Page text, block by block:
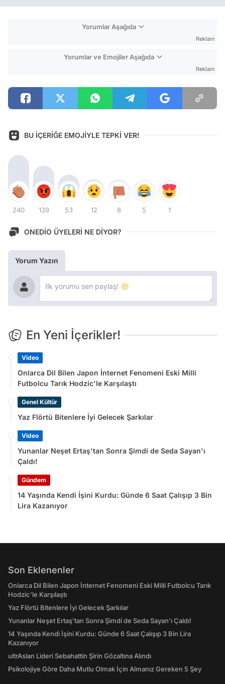
Yorumlar Aşağıda
Reklam
Yorumlar ve Emojiler Aşağıda
Reklam
BU İÇERİĞE EMOJİYLE TEPKİ VER!
240 139 53 12 8 5 1
ONEDİO ÜYELERİ NE DİYOR?
Yorum Yazın
En Yeni İçerikler!
Video
Onlarca Dil Bilen Japon İnternet Fenomeni Eski Milli
Futbolcu Tarık Hodzic'le Karşılaştı
Genel Kültür
Yaz Flörtü Bitenlere İyi Gelecek Şarkılar
Video
Yunanlar Neşet Ertaş'tan Sonra Şimdi de Seda Sayan'ı
Çaldı!
Gündem
14 Yaşında Kendi İşini Kurdu: Günde 6 Saat Çalışıp 3 Bin
Lira Kazanıyor
Son Eklenenler
Onlarca Dil Bilen Japon İnternet Fenomeni Eski Milli Futbolcu Tarık
Hodzic'le Karşılaştı
Yaz Flörtü Bitenlere İyi Gelecek Şarkılar
Yunanlar Neşet Ertaş'tan Sonra Şimdi de Seda Sayan'ı Çaldı!
14 Yaşında Kendi İşini Kurdu: Günde 6 Saat Çalışıp 3 Bin Lira
Kazanıyor
ultrAslan Lideri Sebahattin Şirin Gözaltına Alındı
Psikolojiye Göre Daha Mutlu Olmak İçin Almanız Gereken 5 Şey